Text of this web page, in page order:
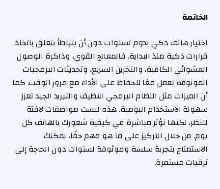
الخاتمة
اختيار هاتف ذكي يدوم لسنوات دون أن يتباطأ يتعلق باتخاذ
قرارات ذكية منذ البداية. فالمعالج القوي، وذاكرة الوصول
العشوائي الكافية، والتخزين السريع، وتحديثات البرمجيات
الموثوقة تعمل معًا للحفاظ على الأداء مع مرور الوقت. كما
أن الميزات مثل النظام البرمجي النظيف والتبريد الجيد تعزز
سهولة الاستخدام اليومية. هذه ليست مواصفات لافتة
للنظر، لكنها تؤثر مباشرة في كيفية شعورك بالهاتف كل
يوم. من خلال التركيز على ما هو مهم حقًا، يمكنك
الاستمتاع بتجربة سلسة وموثوقة لسنوات دون الحاجة إلى
ترقيات مستمرة.